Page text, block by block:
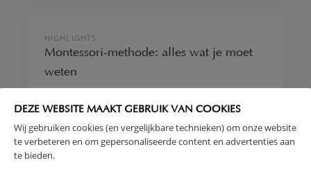
DEZE WEBSITE MAAKT GEBRUIK VAN COOKIES
Wij gebruiken cookies (en vergelijkbare technieken) om onze website
te verbeteren en om gepersonaliseerde content en advertenties aan
te bieden.
HIGHLIGHTS
Montessori-methode: alles wat je moet
weten
Montessori, draait om autonomie, begrensde
vrijheid en respect voor het tempo van elk kind.
Ontdek hoe je deze methode thuis toepast met
meubels, bedden en speelgoed van Petite
Petite Amélie Team,